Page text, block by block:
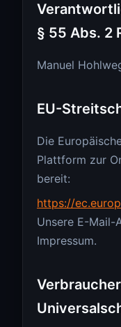
§ 55 Abs. 2
Manuel
EU-
Die
Plattform zur
bereit:
https://
Unsere E-Mail-
Impressum.